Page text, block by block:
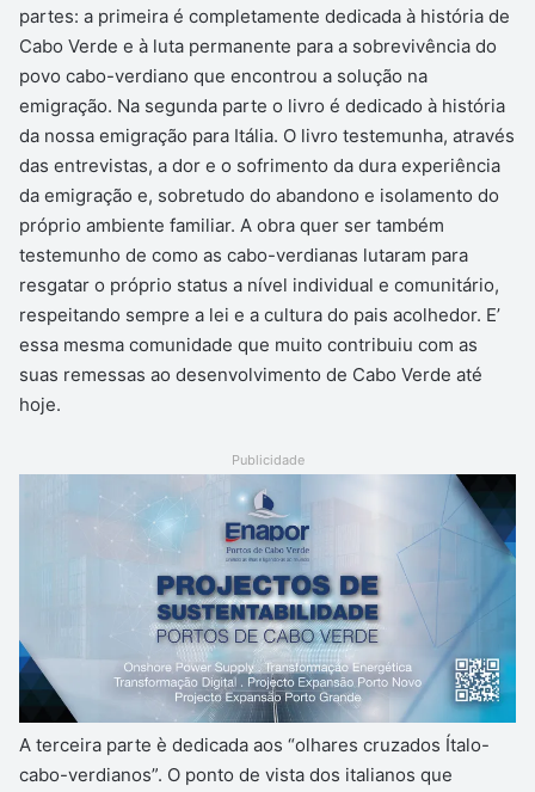
partes: a primeira é completamente dedicada à história de
Cabo Verde e à luta permanente para a sobrevivência do
povo cabo-verdiano que encontrou a solução na
emigração. Na segunda parte o livro é dedicado à história
da nossa emigração para Itália. O livro testemunha, através
das entrevistas, a dor e o sofrimento da dura experiência
da emigração e, sobretudo do abandono e isolamento do
próprio ambiente familiar. A obra quer ser também
testemunho de como as cabo-verdianas lutaram para
resgatar o próprio status a nível individual e comunitário,
respeitando sempre a lei e a cultura do pais acolhedor. E’
essa mesma comunidade que muito contribuiu com as
suas remessas ao desenvolvimento de Cabo Verde até
hoje.
Publicidade
A terceira parte è dedicada aos “olhares cruzados Ítalo-
cabo-verdianos”. O ponto de vista dos italianos que